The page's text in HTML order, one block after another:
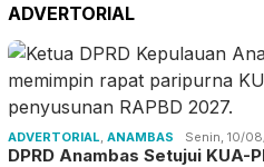
ADVERTORIAL
ADVERTORIAL ANAMBAS Senin, 10/
DPRD Anambas Setujui KUA-